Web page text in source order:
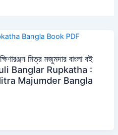
মিত্র মজুমদার বাংলা বই
Banglar Rupkatha :
Majumder Bangla